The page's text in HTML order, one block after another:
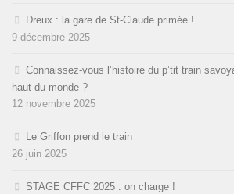
Dreux : la gare de St-Claude primée !
9 décembre 2025
Connaissez-vous l’histoire du p’tit train
haut du monde ?
12 novembre 2025
Le Griffon prend le train
26 juin 2025
STAGE CFFC 2025 : on charge !